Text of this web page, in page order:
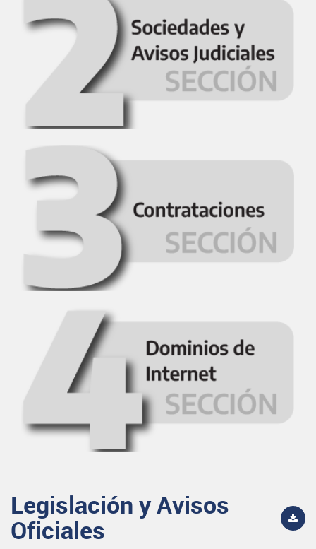
Legislación y Avisos
Oficiales